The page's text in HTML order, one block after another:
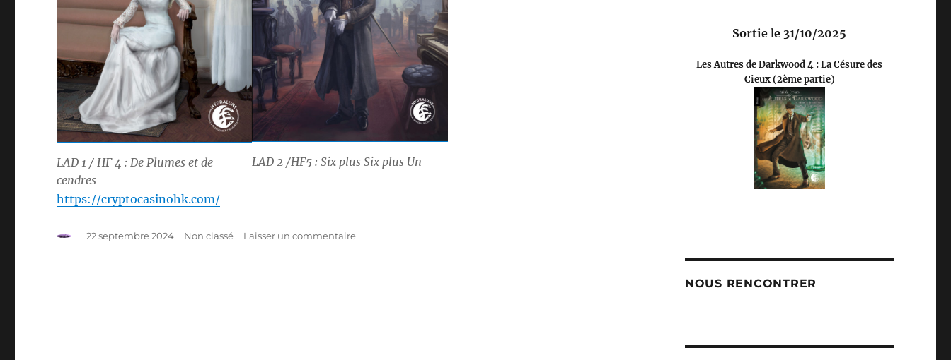
LAD 1 / HF 4 : De Plumes et de
cendres
LAD 2 /HF5 : Six plus Six plus Un
https://cryptocasinohk.com/
Auteur
Publié
22 septembre 2024 Catégories
Non classé Laisser un commentairesur
Sortie le 31/10/2025
Les Autres de Darkwood 4 : La Césure des
Cieux (2ème partie)
NOUS RENCONTRER